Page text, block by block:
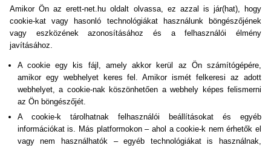
Amikor Ön az erett-net.hu oldalt olvassa, ez azzal is jár(hat), hogy
cookie-kat vagy hasonló technológiákat használunk böngészőjének
vagy eszközének azonosításához és a felhasználói élmény
javításához.
A cookie egy kis fájl, amely akkor kerül az Ön számítógépére,
amikor egy webhelyet keres fel. Amikor ismét felkeresi az adott
webhelyet, a cookie-nak köszönhetően a webhely képes felismerni
az Ön böngészőjét.
A cookie-k tárolhatnak felhasználói beállításokat és egyéb
információkat is. Más platformokon – ahol a cookie-k nem érhetők el
vagy nem használhatók – egyéb technológiákat is használnak,